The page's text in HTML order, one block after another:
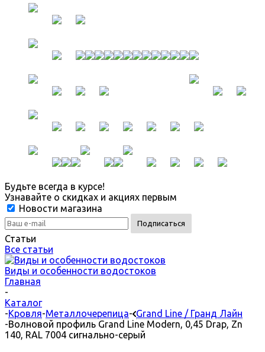
Будьте всегда в курсе!
Узнавайте о скидках и акциях первым
Новости магазина
Статьи
Все статьи
Виды и особенности водостоков
Главная
-
Каталог
-Кровля-Металлочерепица- Grand Line / Гранд Лайн
-Волновой профиль Grand Line Modern, 0,45 Drap, Zn
140, RAL 7004 сигнально-серый